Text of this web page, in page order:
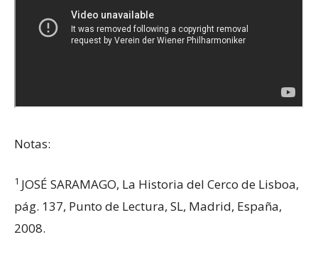
Notas:
1 JOSÉ SARAMAGO, La Historia del Cerco de Lisboa,
pág. 137, Punto de Lectura, SL, Madrid, España,
2008.